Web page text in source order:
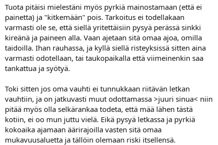
Tuota pitäisi mielestäni myös pyrkiä mainostamaan (että ei
painetta) ja "kitkemään" pois. Tarkoitus ei todellakaan
varmasti ole se, että siellä yritettäisiin pysyä perässä sinkki
kireänä ja paineen alla. Vaan ajetaan sitä omaa ajoa, omilla
taidoilla. Ihan rauhassa, ja kyllä siellä risteyksissä sitten aina
varmasti odotellaan, tai taukopaikalla että viimeinenkin saa
tankattua ja syötyä.
Toki sitten jos oma vauhti ei tunnukkaan riitävän letkan
vauhtiin, ja on jatkuvasti muut odottamassa >juuri sinua< niin
pitää myös olla selkärankaa todeta, että mää lähen tästä
kotiin, ei oo mun juttu vielä. Eikä pysyä letkassa ja pyrkiä
kokoaika ajamaan äärirajoilla vasten sitä omaa
mukavuusaluetta ja tällöin olemaan riski itsellensä.